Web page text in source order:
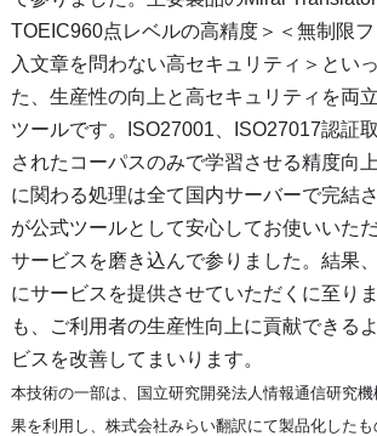
TOEIC960点レベルの高精度＞＜無制限
入文章を問わない高セキュリティ＞とい
た、生産性の向上と高セキュリティを両
ツールです。ISO27001、ISO27017認証
されたコーパスのみで学習させる精度向
に関わる処理は全て国内サーバーで完結
が公式ツールとして安心してお使いいた
サービスを磨き込んで参りました。結果
にサービスを提供させていただくに至り
も、ご利用者の生産性向上に貢献できる
ビスを改善してまいります。
本技術の一部は、国立研究開発法人情報通信研究
果を利用し、株式会社みらい翻訳にて製品化したも